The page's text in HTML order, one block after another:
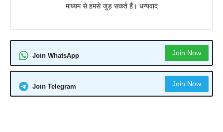
माध्यम से हमसे जुड़ सकते हैं। धन्यवाद
Join WhatsApp Join Now
Join Telegram Join Now